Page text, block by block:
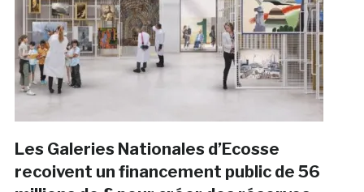
Les Galeries Nationales d’Ecosse
recoivent un financement public de 56